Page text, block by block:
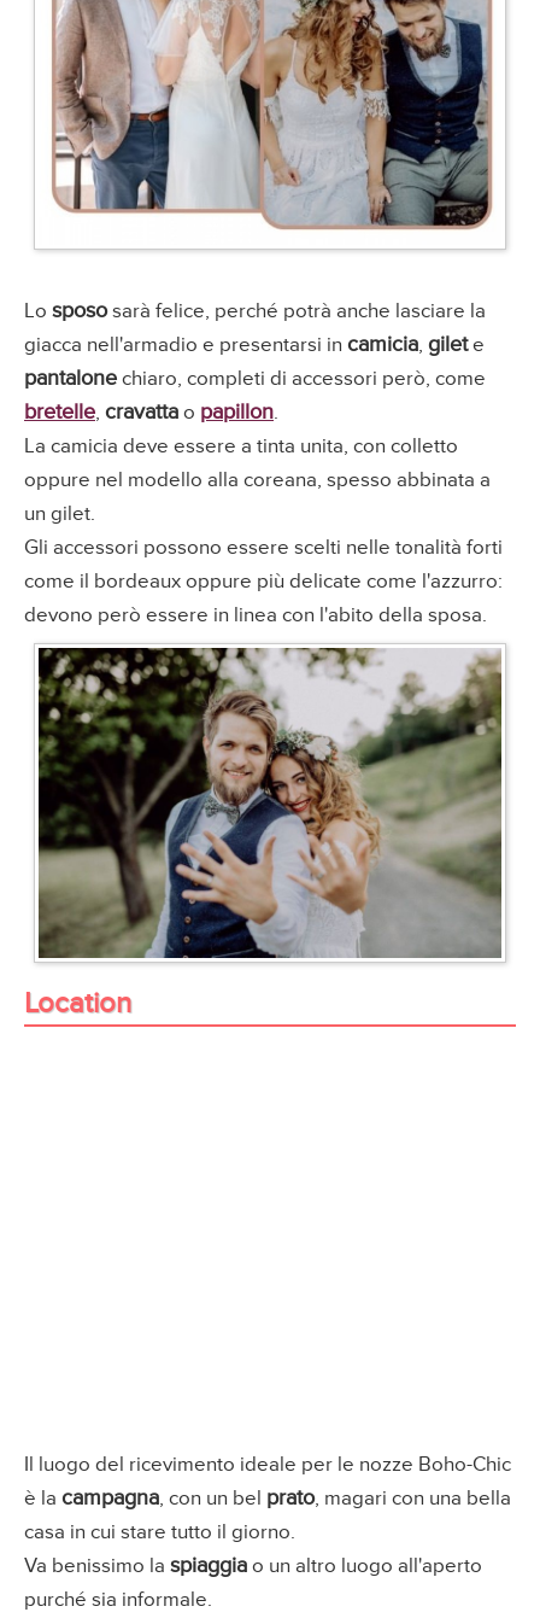
Lo spososarà felice, perché potrà anche lasciare la
giacca nell'armadio e presentarsi in camicia, gilete
pantalone chiaro, completi di accessori però, come
bretelle, cravatta o papillon.
La camicia deve essere a tinta unita, con colletto
oppure nel modello alla coreana, spesso abbinata a
un gilet.
Gli accessori possono essere scelti nelle tonalità forti
come il bordeaux oppure più delicate come l'azzurro:
devono però essere in linea con l'abito della sposa.
Location
Il luogo del ricevimento ideale per le nozze Boho-Chic
è la campagna, con un bel prato, magari con una bella
casa in cui stare tutto il giorno.
Va benissimo la spiaggia o un altro luogo all'aperto
purché sia informale.